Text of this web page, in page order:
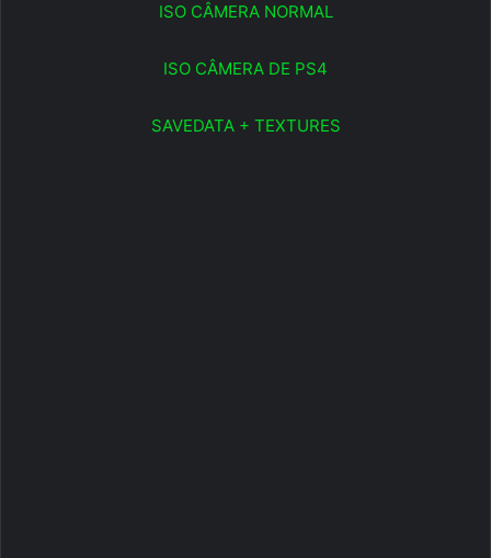
ISO CÂMERA NORMAL
ISO CÂMERA DE PS4
SAVEDATA + TEXTURES